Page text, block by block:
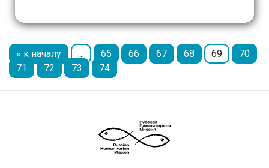
« к началу … 65 66 67 68 69
70
71
72 73 74